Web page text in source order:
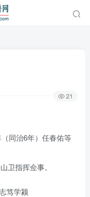
21
同治6年）任春佑等
卫指挥佥事。
笃学颍